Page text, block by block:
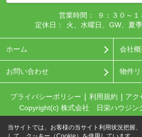
営業時間：
９：３０～１
定休日：
火、水曜日、GW、夏
ホーム 会社
お問い合わせ 物件リ
プライバシーポリシー 利用規約 アク
Copyright(c) 株式会社 日栄ハウジン
当サイトでは、お客様の当サイト利用状況把握